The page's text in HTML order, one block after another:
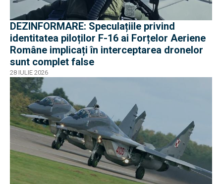
DEZINFORMARE: Speculațiile privind
identitatea piloților F-16 ai Forțelor Aeriene
Române implicați în interceptarea dronelor
sunt complet false
28 IULIE 2026